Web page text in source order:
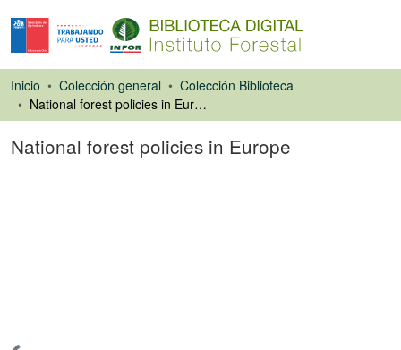
Inicio Colección general
Colección Biblioteca
National forest policies in Europe
National forest policies in Europe